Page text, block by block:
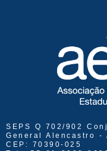
SEPS Q 702/902
General Alencastro
CEP: 70390-025